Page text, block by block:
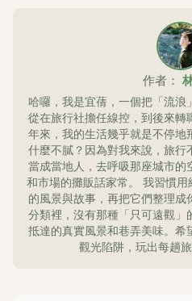
作者：
哈囉，我是宜蒨，一個把「流浪
從在旅行社擔任線控，到後來轉
年來，我的生活幾乎就是不停地
什麼不膩？因為對我來說，旅行
當成當地人，去呼吸那座城市的
和市場的攤販話家常。 我習慣
的風景與故事，再把它們整理
分類裡，沒有那種「只可遠觀」
抵達的真實風景和巷弄美味。希
觀光陷阱，玩出每趟